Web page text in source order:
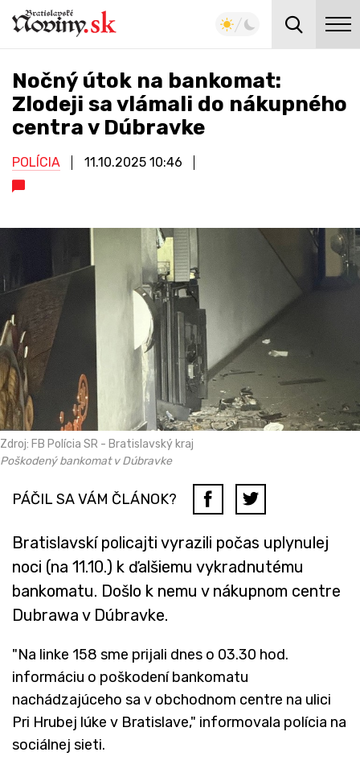
Nočný útok na bankomat:
Zlodeji sa vlámali do nákupného
centra v Dúbravke
POLÍCIA 11.10.2025 10:46
Zdroj: FB Polícia SR - Bratislavský kraj
Poškodený bankomat v Dúbravke
PÁČIL SA VÁM ČLÁNOK?
Bratislavskí policajti vyrazili počas uplynulej
noci (na 11.10.) k ďalšiemu vykradnutému
bankomatu. Došlo k nemu v nákupnom centre
Dubrawa v Dúbravke.
"Na linke 158 sme prijali dnes o 03.30 hod.
informáciu o poškodení bankomatu
nachádzajúceho sa v obchodnom centre na ulici
Pri Hrubej lúke v Bratislave," informovala polícia na
sociálnej sieti.